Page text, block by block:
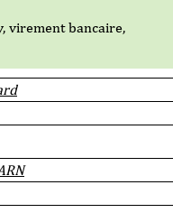
virement bancaire,